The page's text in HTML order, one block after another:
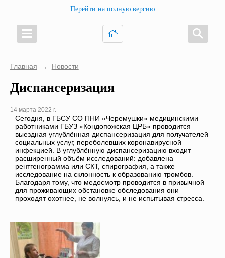
Перейти на полную версию
Главная → Новости
Диспансеризация
14 марта 2022 г.
Сегодня, в ГБСУ СО ПНИ «Черемушки» медицинскими
работниками ГБУЗ «Кондопожская ЦРБ» проводится
выездная углублённая диспансеризация для получателей
социальных услуг, переболевших коронавирусной
инфекцией. В углублённую диспансеризацию входит
расширенный объём исследований: добавлена
рентгенограмма или СКТ, спирография, а также
исследование на склонность к образованию тромбов.
Благодаря тому, что медосмотр проводится в привычной
для проживающих обстановке обследования они
проходят охотнее, не волнуясь, и не испытывая стресса.